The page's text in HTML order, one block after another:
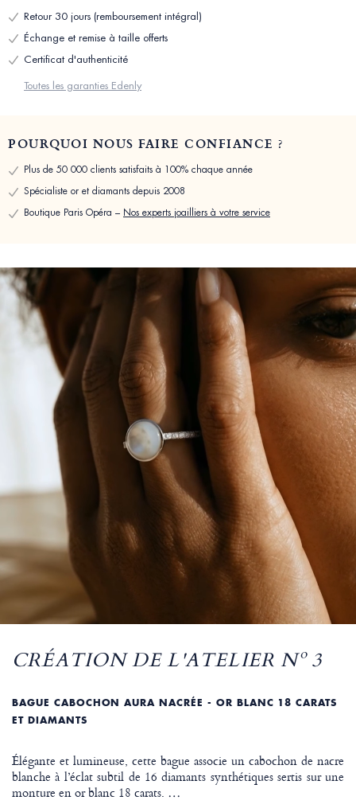
Retour 30 jours (remboursement intégral)
Échange et remise à taille offerts
Certificat d'authenticité
Toutes les garanties Edenly
POURQUOI NOUS FAIRE CONFIANCE ?
Plus de 50 000 clients satisfaits à 100% chaque année
Spécialiste or et diamants depuis 2008
Boutique Paris Opéra – Nos experts joailliers à votre service
CRÉATION DE L'ATELIER Nº 3
BAGUE CABOCHON AURA NACRÉE - OR BLANC 18 CARATS
ET DIAMANTS
Élégante et lumineuse, cette bague associe un cabochon de nacre
blanche à l’éclat subtil de 16 diamants synthétiques sertis sur une
monture en or blanc 18 carats. …